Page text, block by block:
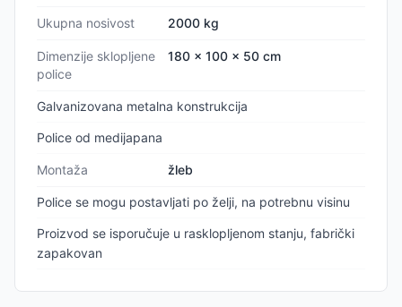
Ukupna nosivost 2000 kg
Dimenzije sklopljene
police
180 x 100 x 50 cm
Galvanizovana metalna konstrukcija
Police od medijapana
Montaža žleb
Police se mogu postavljati po želji, na potrebnu visinu
Proizvod se isporučuje u rasklopljenom stanju, fabrički
zapakovan